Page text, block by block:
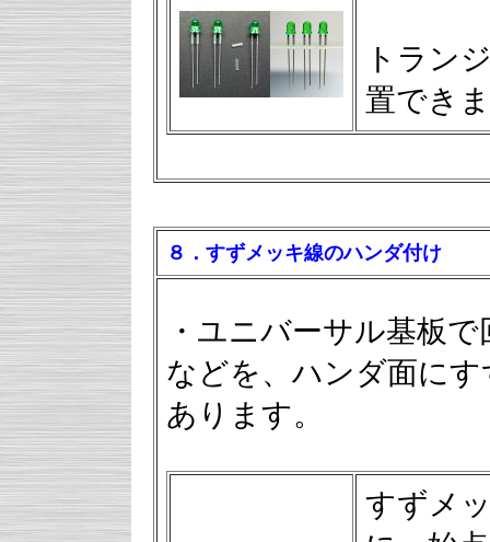
トラン
置でき
８．すずメッキ線のハンダ付け
・ユニバーサル基板
などを、ハンダ面に
あります。
すずメ